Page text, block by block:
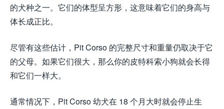
的犬种之一。它们的体型呈方形，这意味着它们的身高与
体长成正比。
尽管有这些估计，Pit Corso 的完整尺寸和重量仍取决于它
的父母。如果它们很大，那么你的皮特科索小狗就会长得
和它们一样大。
通常情况下，Pit Corso 幼犬在 18 个月大时就会停止生